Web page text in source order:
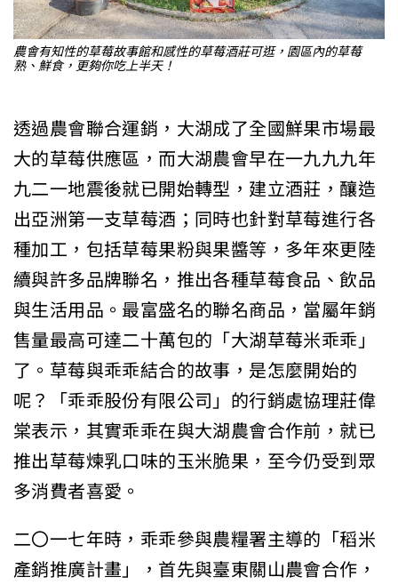
農會有知性的草莓故事館和感性的草莓酒莊可逛，園區內的草莓
熟、鮮食，更夠你吃上半天！
透過農會聯合運銷，大湖成了全國鮮果市場最
大的草莓供應區，而大湖農會早在一九九九年
九二一地震後就已開始轉型，建立酒莊，釀造
出亞洲第一支草莓酒；同時也針對草莓進行各
種加工，包括草莓果粉與果醬等，多年來更陸
續與許多品牌聯名，推出各種草莓食品、飲品
與生活用品。最富盛名的聯名商品，當屬年銷
售量最高可達二十萬包的「大湖草莓米乖乖」
了。草莓與乖乖結合的故事，是怎麼開始的
呢？「乖乖股份有限公司」的行銷處協理莊偉
棠表示，其實乖乖在與大湖農會合作前，就已
推出草莓煉乳口味的玉米脆果，至今仍受到眾
多消費者喜愛。
二〇一七年時，乖乖參與農糧署主導的「稻米
產銷推廣計畫」，首先與臺東關山農會合作，